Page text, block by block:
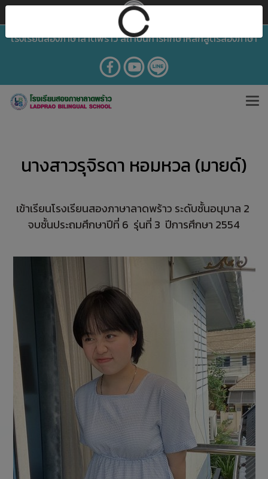
โรงเรียนสองภาษาลาดพร้าว สถาบันการศึกษาหลักสูตรสองภาษา
นางสาวรุจิรดา หอมหวล (มายด์)
เข้าเรียนโรงเรียนสองภาษาลาดพร้าว ระดับชั้นอนุบาล 2
จบชั้นประถมศึกษาปีที่ 6 รุ่นที่ 3 ปีการศึกษา 2554